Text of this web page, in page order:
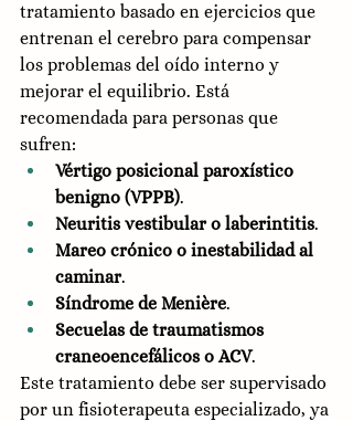
tratamiento basado en ejercicios que
entrenan el cerebro para compensar
los problemas del oído interno y
mejorar el equilibrio. Está
recomendada para personas que
sufren:
Vértigo posicional paroxístico
benigno (VPPB).
Neuritis vestibular o laberintitis.
Mareo crónico o inestabilidad al
caminar.
Síndrome de Menière.
Secuelas de traumatismos
craneoencefálicos o ACV.
Este tratamiento debe ser supervisado
por un fisioterapeuta especializado, ya